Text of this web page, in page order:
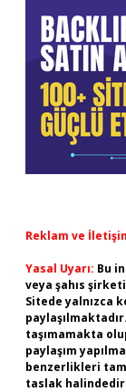
Reklam ve
Yasal Uyarı: Bu
veya şahıs
Sitede yalnızca
taşımamakta
paylaşım
benzerlikleri
taslak